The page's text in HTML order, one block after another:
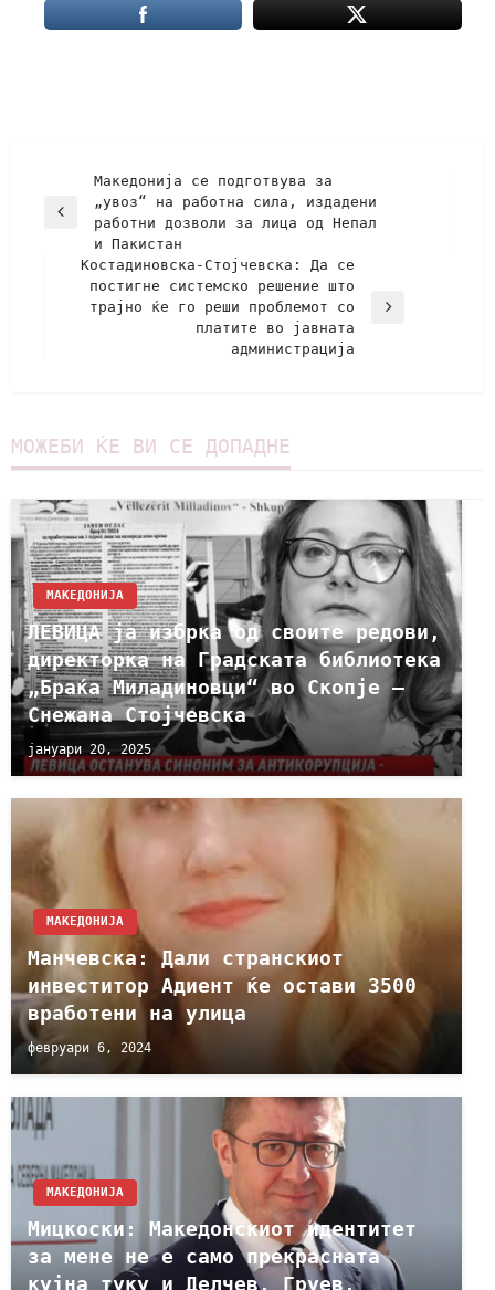
Македонија се подготвува за
„увоз“ на работна сила, издадени
работни дозволи за лица од Непал
и Пакистан
Костадиновска-Стојчевска: Да се
постигне системско решение што
трајно ќе го реши проблемот со
платите во јавната
администрација
МОЖЕБИ ЌЕ ВИ СЕ ДОПАДНЕ
МАКЕДОНИЈА
ЛЕВИЦА ja избрка од своите редови,
директорка на Градската библиотека
„Браќа Миладиновци“ во Скопје –
Снежана Стојчевска
јануари 20, 2025
МАКЕДОНИЈА
Манчевска: Дали странскиот
инвеститор Адиент ќе остави 3500
вработени на улица
февруари 6, 2024
МАКЕДОНИЈА
Мицкоски: Македонскиот идентитет
за мене не е само прекрасната
кујна туку и Делчев, Груев,